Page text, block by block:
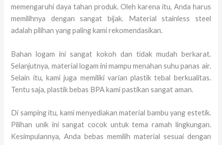
memengaruhi daya tahan produk. Oleh karena itu, Anda harus
memilihnya dengan sangat bijak. Material stainless steel
adalah pilihan yang paling kami rekomendasikan.
Bahan logam ini sangat kokoh dan tidak mudah berkarat.
Selanjutnya, material logam ini mampu menahan suhu panas air.
Selain itu, kami juga memiliki varian plastik tebal berkualitas.
Tentu saja, plastik bebas BPA kami pastikan sangat aman.
Di samping itu, kami menyediakan material bambu yang estetik.
Pilihan unik ini sangat cocok untuk tema ramah lingkungan.
Kesimpulannya, Anda bebas memilih material sesuai dengan